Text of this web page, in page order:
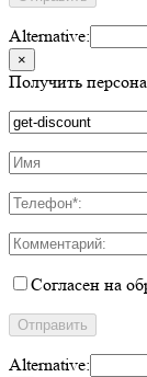
Alternative:
×
Получить
Согласен на
Alternative: